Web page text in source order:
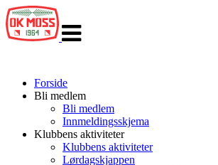
navigasjon
Forside
Bli medlem
Bli medlem
Innmeldingsskjema
Klubbens aktiviteter
Klubbens aktiviteter
Lørdagskjappen